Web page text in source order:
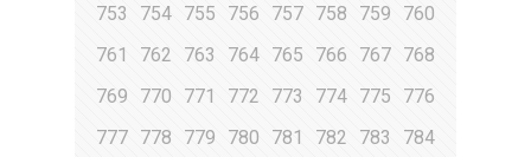
753
754 755 756 757 758 759
760
761
762 763 764 765 766 767 768
769
770 771 772 773 774 775
776
777 778 779 780 781 782 783
784